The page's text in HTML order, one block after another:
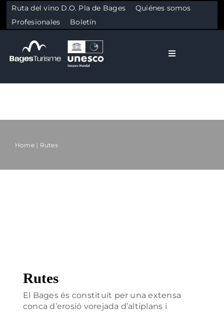
Ruta del vino D.O. Pla de Bages
Quiénes somos
Profesionales
Boletín
Toggle
Cultura
Home Rutes
Rutes
El Bages és constituït per una extensa
conca d’erosió vorejada d’altiplans i